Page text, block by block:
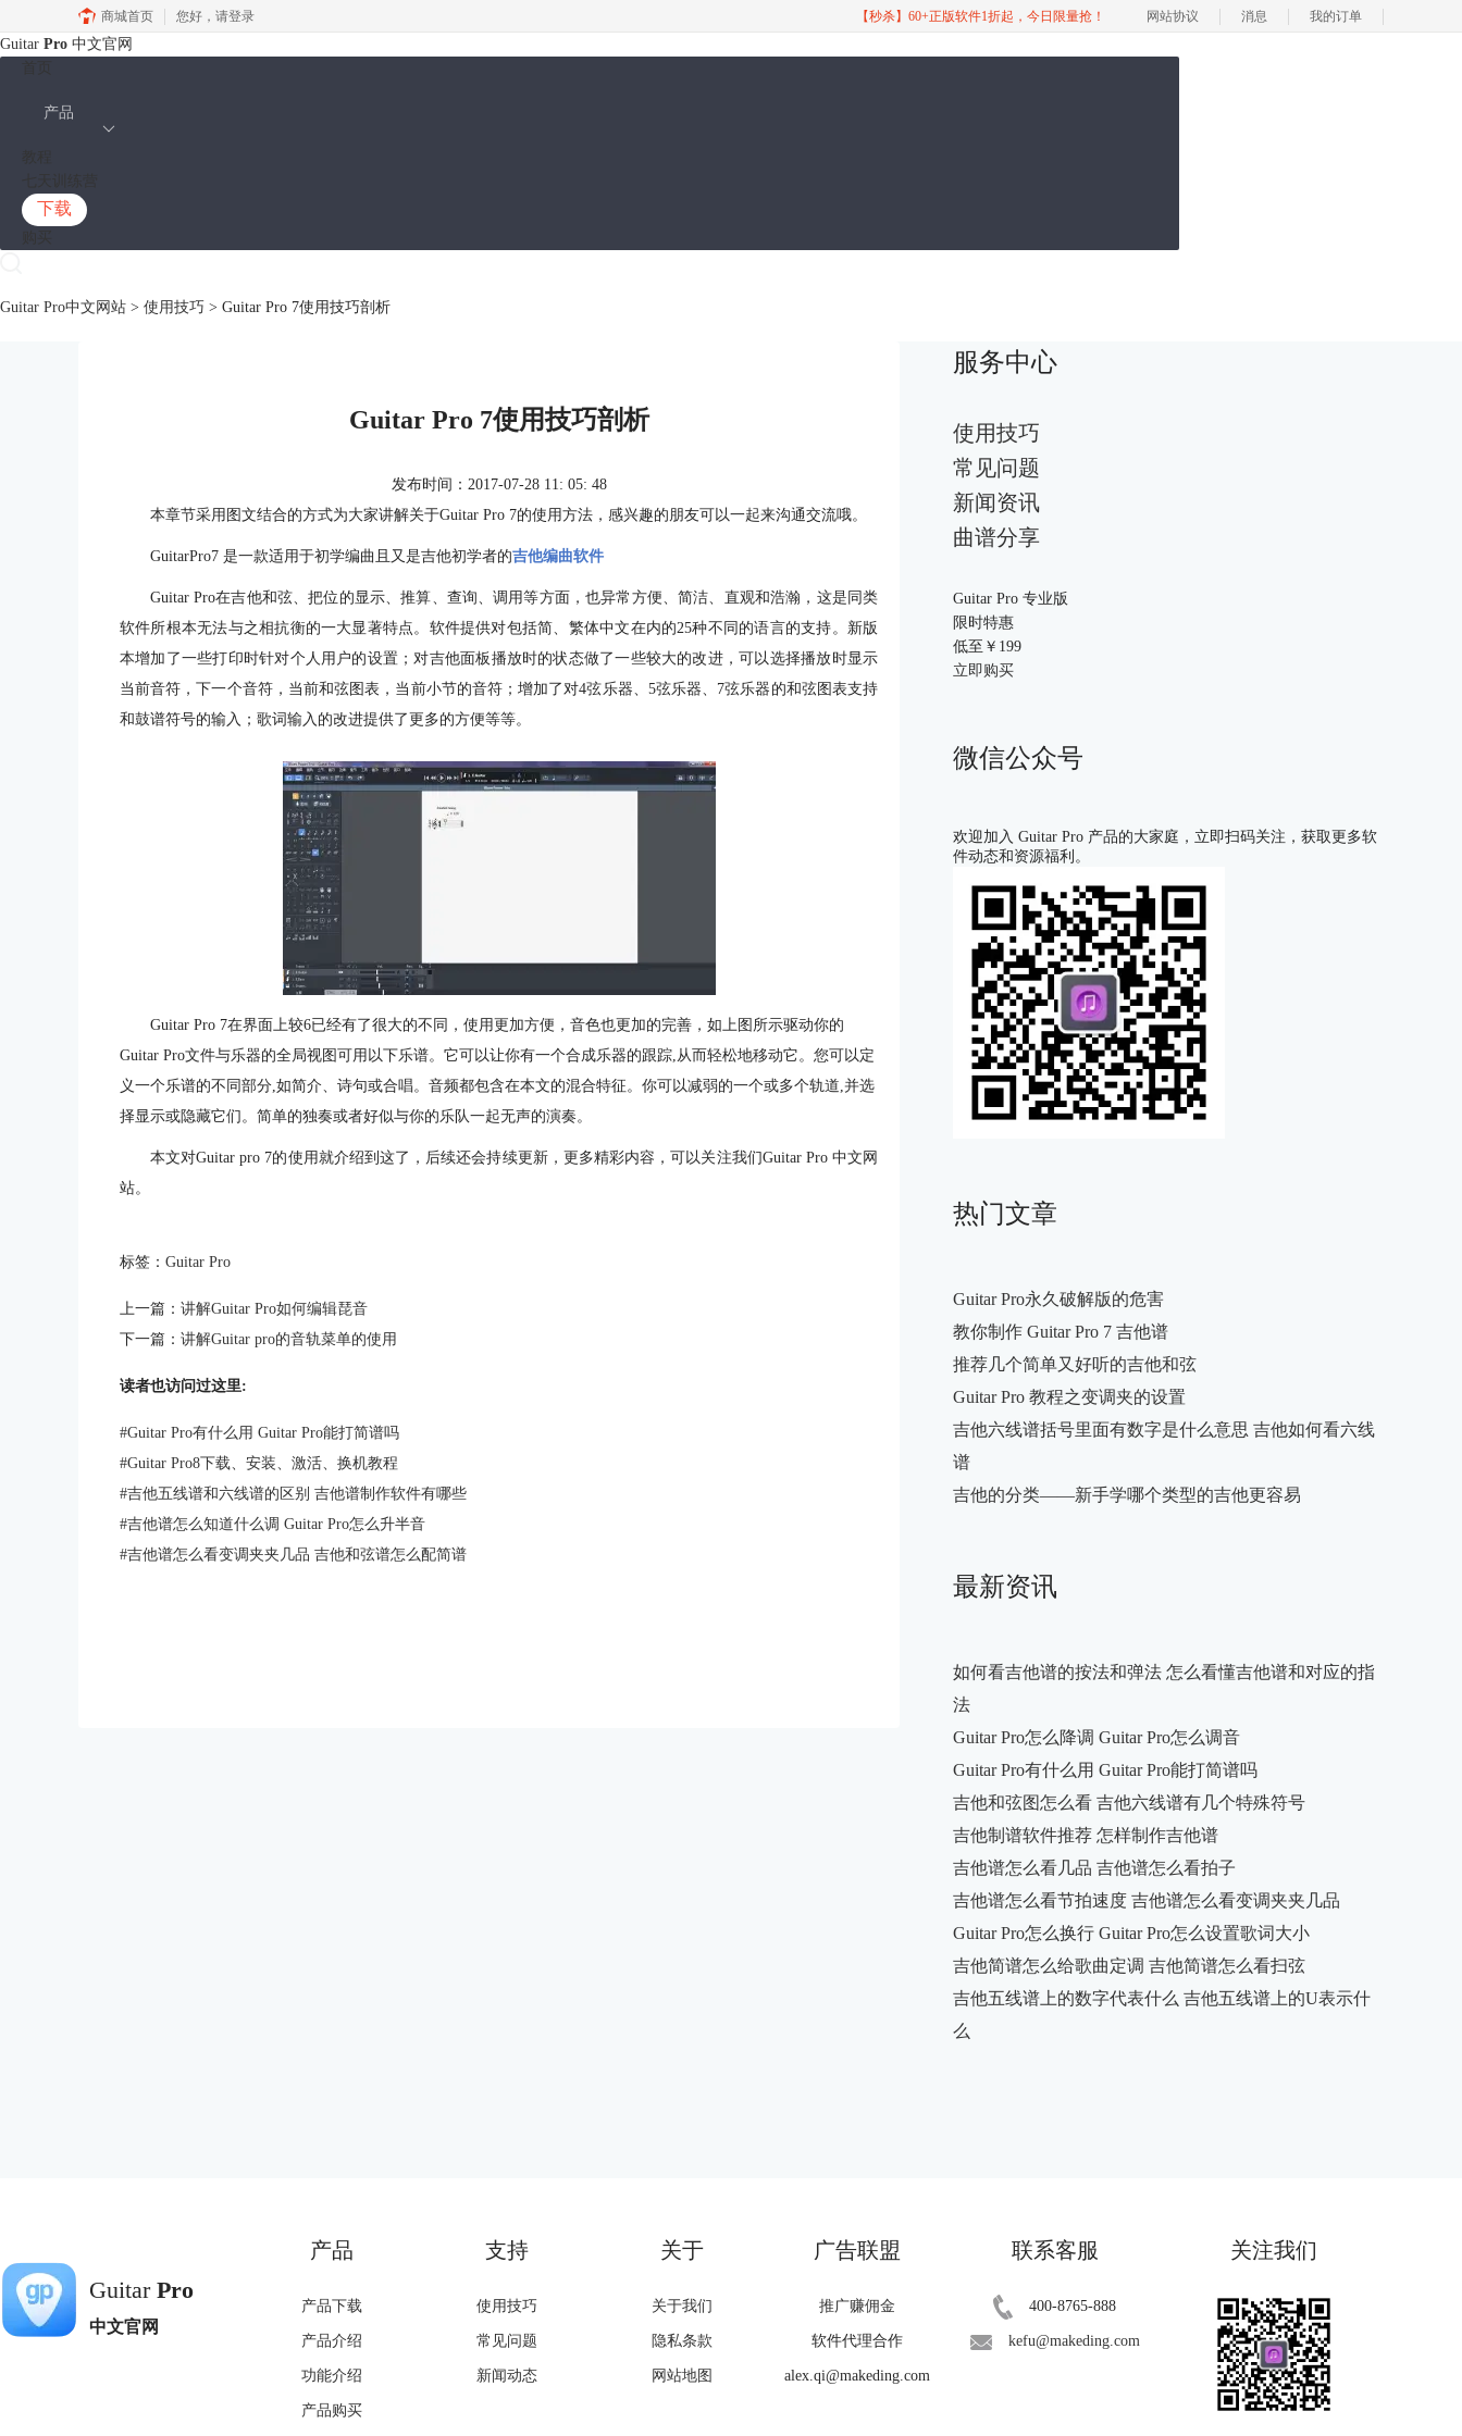
商城首页 您好， 请登录 【秒杀】60+正版软件1折起，今日限量抢！ 网站协议 消息 我的订单
Guitar Pro 中文官网
产品
下载
Guitar Pro中文网站 > 使用技巧 > Guitar Pro 7使用技巧剖析
Guitar Pro 7使用技巧剖析
发布时间：2017-07-28 11: 05: 48
本章节采用图文结合的方式为大家讲解关于Guitar Pro 7的使用方法，感兴趣的朋友可以一起来沟通交流哦。
GuitarPro7 是一款适用于初学编曲且又是吉他初学者的吉他编曲软件
Guitar Pro在吉他和弦、把位的显示、推算、查询、调用等方面，也异常方便、简洁、直观和浩瀚，这是同类
软件所根本无法与之相抗衡的一大显著特点。软件提供对包括简、繁体中文在内的25种不同的语言的支持。新版
本增加了一些打印时针对个人用户的设置；对吉他面板播放时的状态做了一些较大的改进，可以选择播放时显示
当前音符，下一个音符，当前和弦图表，当前小节的音符；增加了对4弦乐器、5弦乐器、7弦乐器的和弦图表支持
和鼓谱符号的输入；歌词输入的改进提供了更多的方便等等。
Guitar Pro 7在界面上较6已经有了很大的不同，使用更加方便，音色也更加的完善，如上图所示驱动你的
Guitar Pro文件与乐器的全局视图可用以下乐谱。它可以让你有一个合成乐器的跟踪,从而轻松地移动它。您可以定
义一个乐谱的不同部分,如简介、诗句或合唱。音频都包含在本文的混合特征。你可以减弱的一个或多个轨道,并选
择显示或隐藏它们。简单的独奏或者好似与你的乐队一起无声的演奏。
本文对Guitar pro 7的使用就介绍到这了，后续还会持续更新，更多精彩内容，可以关注我们Guitar Pro 中文网
站。
标签： Guitar Pro
上一篇： 讲解Guitar Pro如何编辑琵音
下一篇： 讲解Guitar pro的音轨菜单的使用
读者也访问过这里:
#Guitar Pro有什么用 Guitar Pro能打简谱吗
#Guitar Pro8下载、安装、激活、换机教程
#吉他五线谱和六线谱的区别 吉他谱制作软件有哪些
#吉他谱怎么知道什么调 Guitar Pro怎么升半音
#吉他谱怎么看变调夹夹几品 吉他和弦谱怎么配简谱
服务中心
使用技巧
常见问题
新闻资讯
曲谱分享
Guitar Pro 专业版
限时特惠
低至￥ 199
立即购买
微信公众号
欢迎加入 Guitar Pro 产品的大家庭，立即扫码关注，获取更多软
件动态和资源福利。
热门文章
Guitar Pro永久破解版的危害
教你制作 Guitar Pro 7 吉他谱
推荐几个简单又好听的吉他和弦
Guitar Pro 教程之变调夹的设置
吉他六线谱括号里面有数字是什么意思 吉他如何看六线
谱
吉他的分类——新手学哪个类型的吉他更容易
最新资讯
如何看吉他谱的按法和弹法 怎么看懂吉他谱和对应的指
法
Guitar Pro怎么降调 Guitar Pro怎么调音
Guitar Pro有什么用 Guitar Pro能打简谱吗
吉他和弦图怎么看 吉他六线谱有几个特殊符号
吉他制谱软件推荐 怎样制作吉他谱
吉他谱怎么看几品 吉他谱怎么看拍子
吉他谱怎么看节拍速度 吉他谱怎么看变调夹夹几品
Guitar Pro怎么换行 Guitar Pro怎么设置歌词大小
吉他简谱怎么给歌曲定调 吉他简谱怎么看扫弦
吉他五线谱上的数字代表什么 吉他五线谱上的U表示什
么
Guitar Pro
中文官网
产品
产品下载
产品介绍
功能介绍
产品购买
支持
使用技巧
常见问题
新闻动态
关于
关于我们
隐私条款
网站地图
广告联盟
推广赚佣金
软件代理合作
alex.qi@makeding.com
联系客服
400-8765-888
kefu@makeding.com
关注我们